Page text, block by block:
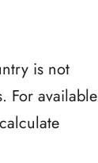
is not
For available